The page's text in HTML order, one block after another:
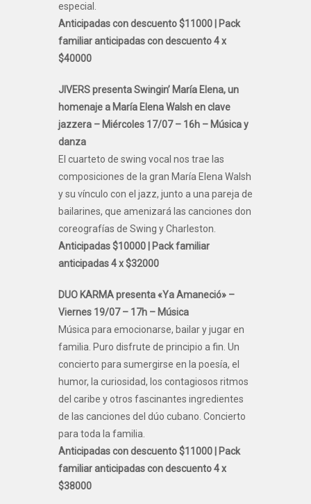
especial.
Anticipadas con descuento $11000 |
Pack
familiar anticipadas con descuento 4 x
$40000
JIVERS presenta Swingin’ María Elena, un
homenaje a María Elena Walsh en clave
jazzera – Miércoles 17/07 – 16h – Música y
danza
El cuarteto de swing vocal nos trae las
composiciones de la gran María Elena Walsh
y su vínculo con el jazz, junto a una pareja de
bailarines, que amenizará las canciones don
coreografías de Swing y Charleston.
Anticipadas $10000 |
Pack familiar
anticipadas 4 x $32000
DUO KARMA presenta «Ya Amaneció» –
Viernes 19/07 – 17h – Música
Música para emocionarse, bailar y jugar en
familia. Puro disfrute de principio a fin. Un
concierto para sumergirse en la poesía, el
humor, la curiosidad, los contagiosos ritmos
del caribe y otros fascinantes ingredientes
de las canciones del dúo cubano. Concierto
para toda la familia.
Anticipadas con descuento $11000 |
Pack
familiar anticipadas con descuento 4 x
$38000